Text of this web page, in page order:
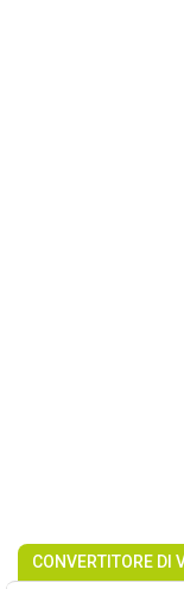
CONVERTITORE DI